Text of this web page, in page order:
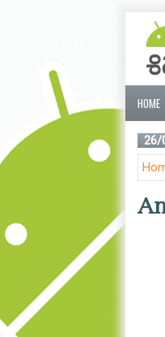
HOME
26/